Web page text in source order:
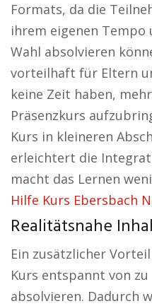
Formats, da die
ihrem eigenen
Wahl absolvieren
vorteilhaft für Eltern
keine Zeit haben,
Präsenzkurs
Kurs in kleineren
erleichtert die
macht das Lernen
Hilfe Kurs Ebersbach
Realitätsnahe
Ein zusätzlicher
Kurs entspannt von zu
absolvieren. Dadurch